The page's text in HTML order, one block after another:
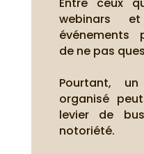
webinars
événements
de ne pas
Pourtant,
organisé
levier de
notoriété.